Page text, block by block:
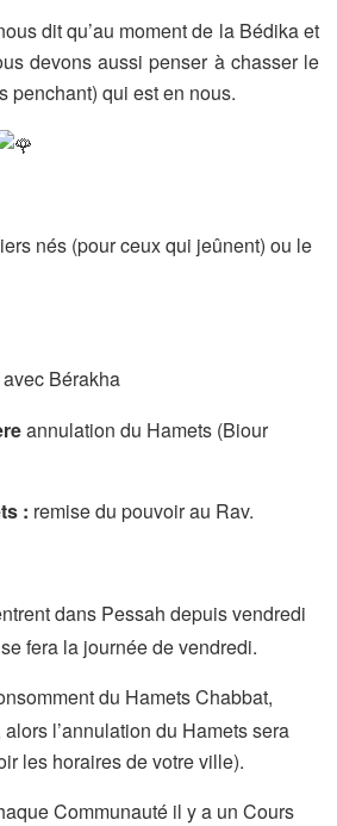
dit qu’au moment de la Bédika et
devons aussi penser à chasser le
penchant) qui est en nous.
nés (pour ceux qui jeûnent) ou le
Bérakha
annulation du Hamets (Biour
: remise du pouvoir au Rav.
dans Pessah depuis vendredi
fera la journée de vendredi.
du Hamets Chabbat,
alors l’annulation du Hamets sera
les horaires de votre ville).
Communauté il y a un Cours